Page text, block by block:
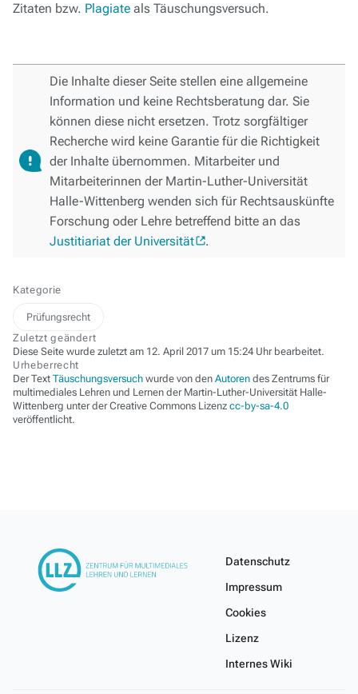
Zitaten bzw. Plagiate als Täuschungsversuch.
Die Inhalte dieser Seite stellen eine allgemeine
Information und keine Rechtsberatung dar. Sie
können diese nicht ersetzen. Trotz sorgfältiger
Recherche wird keine Garantie für die Richtigkeit
der Inhalte übernommen. Mitarbeiter und
Mitarbeiterinnen der Martin-Luther-Universität
Halle-Wittenberg wenden sich für Rechtsauskünfte
Forschung oder Lehre betreffend bitte an das
Justitiariat der Universität
.
Kategorie
Prüfungsrecht
Zuletzt geändert
Diese Seite wurde zuletzt am 12. April 2017 um 15:24 Uhr bearbeitet.
Urheberrecht
Der Text Täuschungsversuch wurde von den Autoren des Zentrums für
multimediales Lehren und Lernen der Martin-Luther-Universität Halle-
Wittenberg unter der Creative Commons Lizenz cc-by-sa-4.0
veröffentlicht.
Datenschutz
Impressum
Cookies
Lizenz
Internes Wiki